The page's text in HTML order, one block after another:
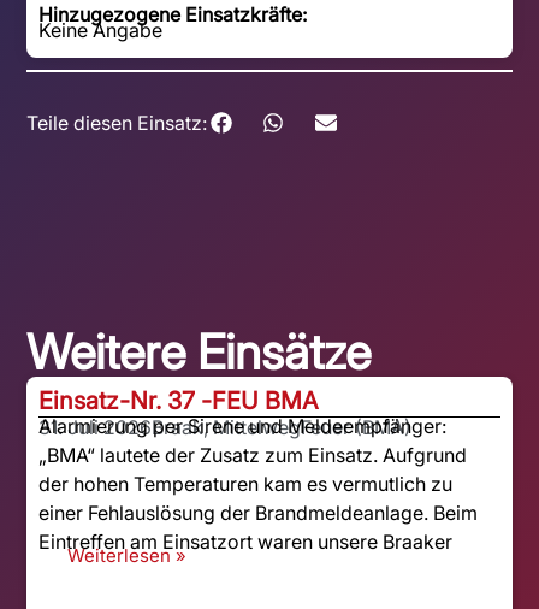
Hinzugezogene Einsatzkräfte:
Keine Angabe
Teile diesen Einsatz:
Weitere Einsätze
Einsatz-Nr. 37 -FEU BMA
31. Juli 2026Braak, MittelwegFeuer (BMA)
Alarmierung per Sirene und Meldeempfänger:
„BMA“ lautete der Zusatz zum Einsatz. Aufgrund
der hohen Temperaturen kam es vermutlich zu
einer Fehlauslösung der Brandmeldeanlage. Beim
Eintreffen am Einsatzort waren unsere Braaker
Weiterlesen »